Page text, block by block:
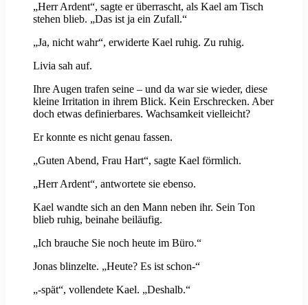
„Herr Ardent“, sagte er überrascht, als Kael am Tisch
stehen blieb. „Das ist ja ein Zufall.“
„Ja, nicht wahr“, erwiderte Kael ruhig. Zu ruhig.
Livia sah auf.
Ihre Augen trafen seine – und da war sie wieder, diese
kleine Irritation in ihrem Blick. Kein Erschrecken. Aber
doch etwas definierbares. Wachsamkeit vielleicht?
Er konnte es nicht genau fassen.
„Guten Abend, Frau Hart“, sagte Kael förmlich.
„Herr Ardent“, antwortete sie ebenso.
Kael wandte sich an den Mann neben ihr. Sein Ton
blieb ruhig, beinahe beiläufig.
„Ich brauche Sie noch heute im Büro.“
Jonas blinzelte. „Heute? Es ist schon-“
„-spät“, vollendete Kael. „Deshalb.“